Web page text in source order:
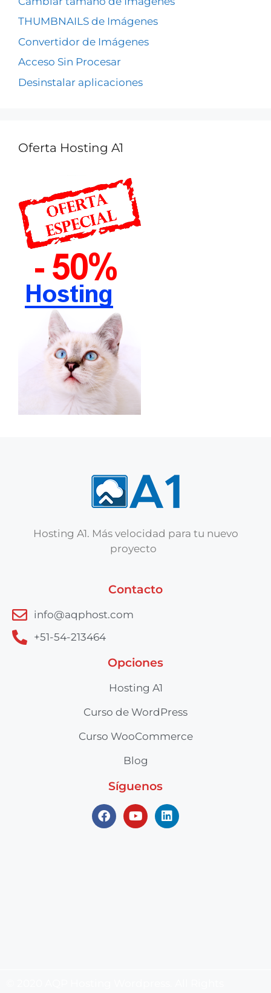
THUMBNAILS de Imágenes
Convertidor de Imágenes
Acceso Sin Procesar
Desinstalar aplicaciones
Oferta Hosting A1
Hosting A1. Más velocidad para tu nuevo
proyecto
Contacto
info@aqphost.com
+51-54-213464
Opciones
Hosting A1
Curso de WordPress
Curso WooCommerce
Blog
Síguenos